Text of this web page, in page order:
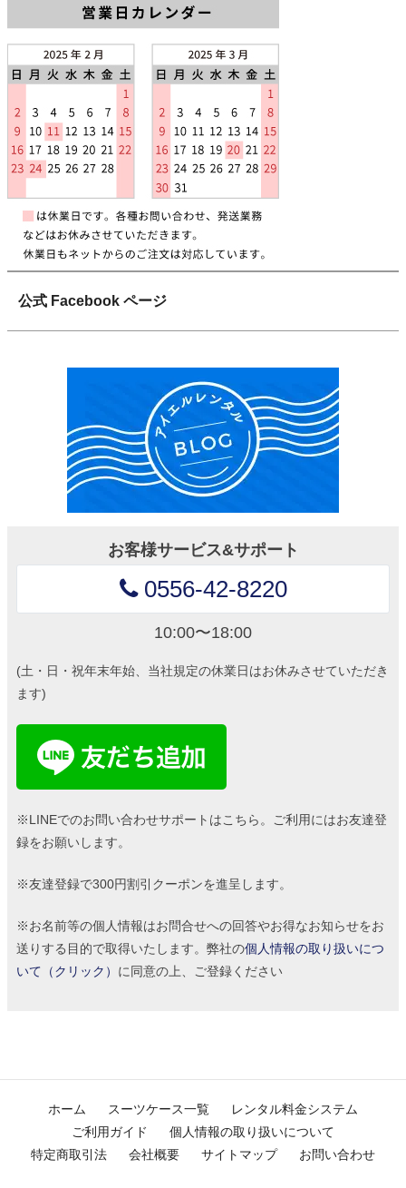
公式 Facebook ページ
お客様サービス&サポート
0556-42-8220
10:00〜18:00
(土・日・祝年末年始、当社規定の休業日はお休みさせていただき
ます)
※LINEでのお問い合わせサポートはこちら。ご利用にはお友達登
録をお願いします。
※友達登録で300円割引クーポンを進呈します。
※お名前等の個人情報はお問合せへの回答やお得なお知らせをお
送りする目的で取得いたします。弊社の個人情報の取り扱いにつ
いて（クリック） に同意の上、ご登録ください
ホーム スーツケース一覧
レンタル料金システム
ご利用ガイド
個人情報の取り扱いについて
特定商取引法
会社概要 サイトマップ お問い合わせ